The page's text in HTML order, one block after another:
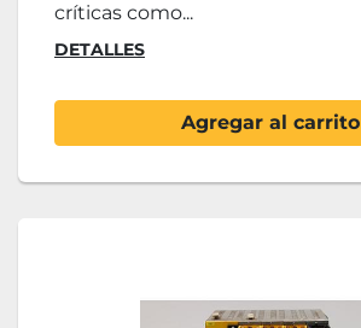
críticas como...
DETALLES
Agregar al carrito